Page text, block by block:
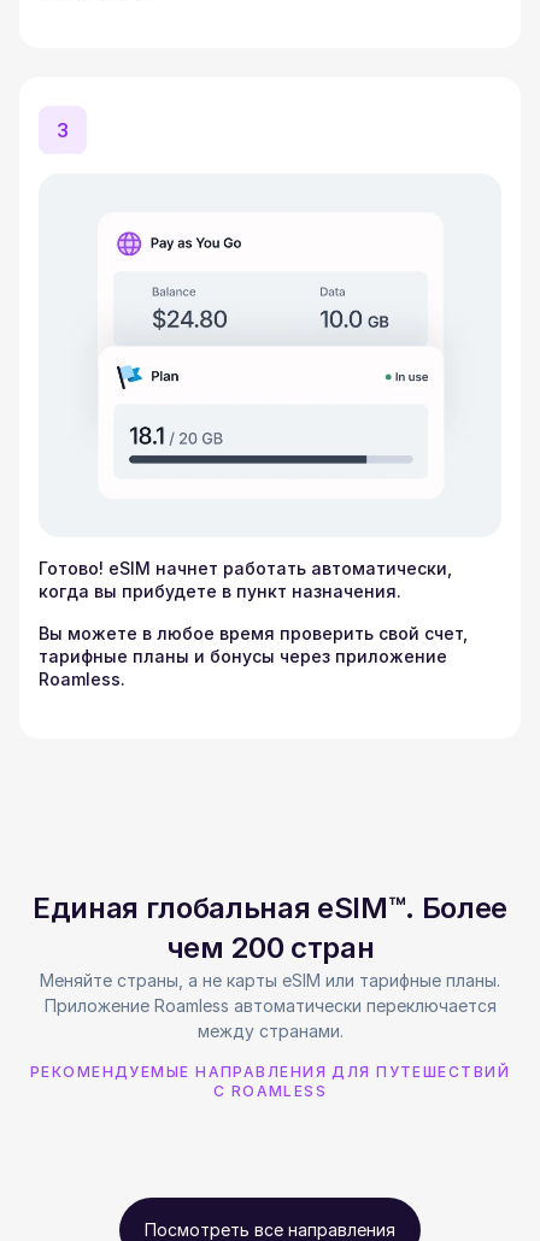
3
Готово! eSIM начнет работать автоматически,
когда вы прибудете в пункт назначения.
Вы можете в любое время проверить свой счет,
тарифные планы и бонусы через приложение
Roamless.
Единая глобальная eSIM™. Более
чем 200 стран
Меняйте страны, а не карты eSIM или тарифные планы.
Приложение Roamless автоматически переключается
между странами.
РЕКОМЕНДУЕМЫЕ НАПРАВЛЕНИЯ ДЛЯ ПУТЕШЕСТВИЙ
С ROAMLESS
Посмотреть все направления